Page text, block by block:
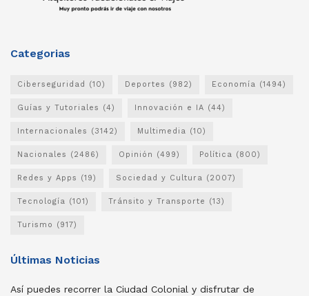
Categorias
Ciberseguridad (10) Deportes (982) Economía (1494)
Guías y Tutoriales (4) Innovación e IA (44)
Internacionales (3142) Multimedia (10)
Nacionales (2486) Opinión (499) Política (800)
Redes y Apps (19) Sociedad y Cultura (2007)
Tecnología (101) Tránsito y Transporte (13)
Turismo (917)
Últimas Noticias
Así puedes recorrer la Ciudad Colonial y disfrutar de